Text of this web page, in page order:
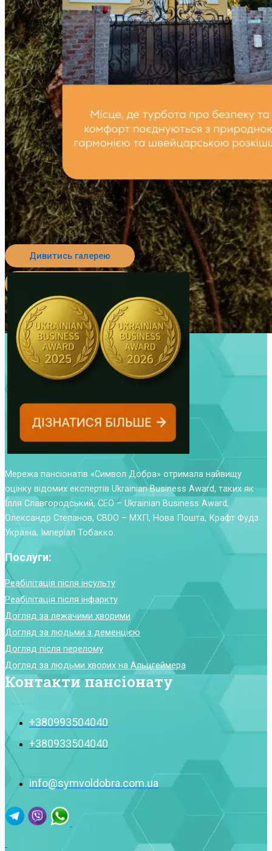
Дивитись галерею
Мережа пансіонатів «Символ Добра» отримала найвищу
оцінку відомих експертів Ukrainian Business Award, таких як
Ілля Славгородський, CEO – Ukrainian Business Award,
Олександр Степанов, CBDO – МХП, Нова Пошта, Крафт Фудз
Україна, Імперіал Тобакко.
Послуги:
Реабілітація після інсульту
Реабілітація після інфаркту
Догляд за лежачими хворими
Догляд за людьми з деменцією
Догляд після перелому
Догляд за людьми хворих на Альцгеймера
Контакти пансіонату
+380993504040
+380933504040
info@symvoldobra.com.ua